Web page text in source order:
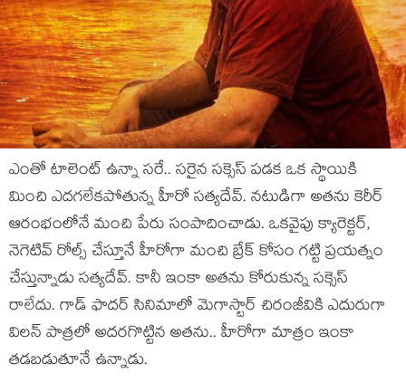
ఎంతో టాలెంట్ ఉన్నా స‌రే.. స‌రైన స‌క్సెస్ ప‌డ‌క ఒక స్థాయికి
మించి ఎద‌గ‌లేక‌పోతున్న హీరో స‌త్య‌దేవ్. న‌టుడిగా అత‌ను కెరీర్
ఆరంభంలోనే మంచి పేరు సంపాదించాడు. ఒక‌వైపు క్యారెక్ట‌ర్,
నెగెటివ్ రోల్స్ చేస్తూనే హీరోగా మంచి బ్రేక్ కోసం గ‌ట్టి ప్ర‌య‌త్నం
చేస్తున్నాడు స‌త్య‌దేవ్. కానీ ఇంకా అత‌ను కోరుకున్న స‌క్సెస్
రాలేదు. గాడ్ ఫాద‌ర్ సినిమాలో మెగాస్టార్ చిరంజీవికి ఎదురుగా
విల‌న్ పాత్ర‌లో అద‌ర‌గొట్టిన అత‌ను.. హీరోగా మాత్రం ఇంకా
త‌డ‌బ‌డుతూనే ఉన్నాడు.